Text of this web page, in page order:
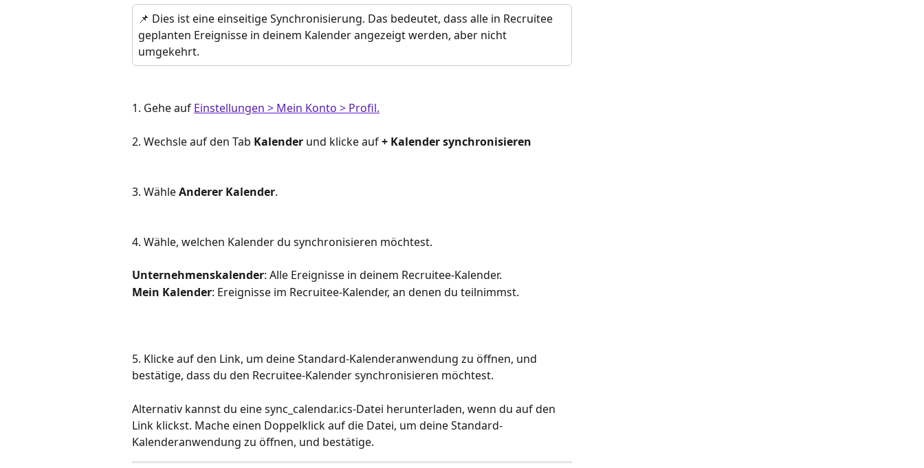
📌 Dies ist eine einseitige Synchronisierung. Das bedeutet, dass alle in Recruitee
geplanten Ereignisse in deinem Kalender angezeigt werden, aber nicht
umgekehrt.
1. Gehe auf Einstellungen > Mein Konto > Profil.
2. Wechsle auf den Tab Kalender und klicke auf + Kalender synchronisieren
3. Wähle Anderer Kalender.
4. Wähle, welchen Kalender du synchronisieren möchtest.
Unternehmenskalender: Alle Ereignisse in deinem Recruitee-Kalender.
Mein Kalender: Ereignisse im Recruitee-Kalender, an denen du teilnimmst.
5. Klicke auf den Link, um deine Standard-Kalenderanwendung zu öffnen, und
bestätige, dass du den Recruitee-Kalender synchronisieren möchtest.
Alternativ kannst du eine sync_calendar.ics-Datei herunterladen, wenn du auf den
Link klickst. Mache einen Doppelklick auf die Datei, um deine Standard-
Kalenderanwendung zu öffnen, und bestätige.